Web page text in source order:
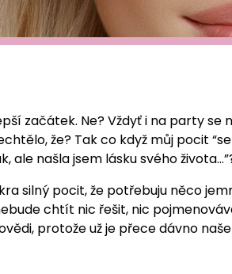
začátek. Ne? Vždyť i na party se
že? Tak co když můj pocit
ale našla jsem lásku svého
silný pocit, že potřebuju něco
chtít nic řešit, nic
protože už je přece dávno